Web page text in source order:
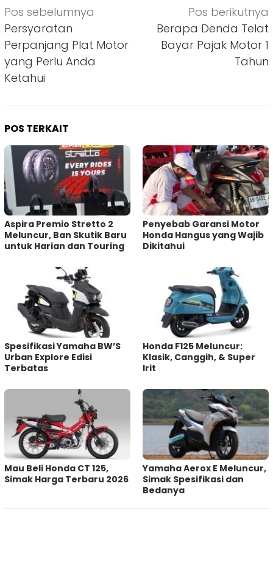
Navigasi
pos
Pos sebelumnya
Persyaratan
Perpanjang Plat Motor
yang Perlu Anda
Ketahui
Pos berikutnya
Berapa Denda Telat
Bayar Pajak Motor 1
Tahun
POS TERKAIT
Aspira Premio Stretto 2
Meluncur, Ban Skutik Baru
untuk Harian dan Touring
Penyebab Garansi Motor
Honda Hangus yang Wajib
Dikitahui
Spesifikasi Yamaha BW’S
Urban Explore Edisi
Terbatas
Honda F125 Meluncur:
Klasik, Canggih, & Super
Irit
Mau Beli Honda CT 125,
Simak Harga Terbaru 2026
Yamaha Aerox E Meluncur,
Simak Spesifikasi dan
Bedanya